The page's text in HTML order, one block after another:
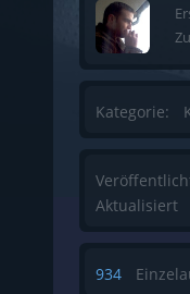
Kategorie:
Aktualisiert
934